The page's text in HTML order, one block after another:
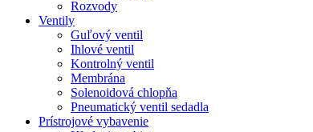
Rozvody
Ventily
Guľový ventil
Ihlové ventil
Kontrolný ventil
Membrána
Solenoidová chlopňa
Pneumatický ventil sedadla
Prístrojové vybavenie